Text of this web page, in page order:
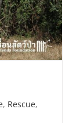
, Rescue,